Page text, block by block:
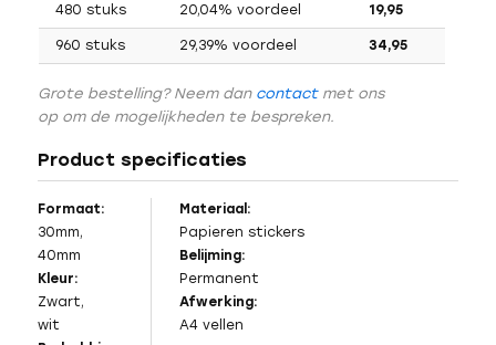
480 stuks 20,04% voordeel 19,95
960 stuks 29,39% voordeel 34,95
Grote bestelling? Neem dan contactmet ons
op om de mogelijkheden te bespreken.
Product specificaties
Formaat:
30mm,
40mm
Kleur:
Zwart,
wit
Materiaal:
Papieren stickers
Belijming:
Permanent
Afwerking:
A4 vellen